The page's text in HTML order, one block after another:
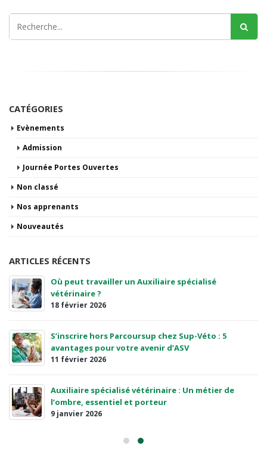
CATÉGORIES
Evènements
Admission
Journée Portes Ouvertes
Non classé
Nos apprenants
Nouveautés
ARTICLES RÉCENTS
Où peut travailler un Auxiliaire spécialisé
vétérinaire ?
18 février 2026
S’inscrire hors Parcoursup chez Sup-Véto : 5
avantages pour votre avenir d’ASV
11 février 2026
Auxiliaire spécialisé vétérinaire : Un métier de
l’ombre, essentiel et porteur
9 janvier 2026